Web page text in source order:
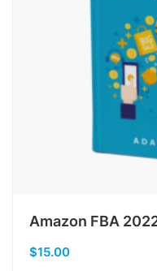
Amazon FBA
$15.00